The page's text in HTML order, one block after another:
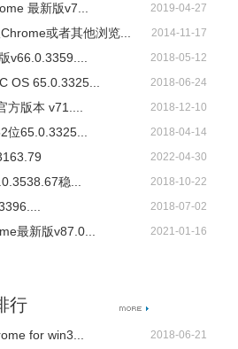
最新版v7... 2019-04-27
或者其他浏览... 2014-11-17
v66.0.3359.... 2018-05-12
OS 65.0.3325... 2018-06-24
版本 v71.... 2018-12-10
位65.0.3325... 2018-04-14
2022-04-30
稳... 2018-10-22
2018-07-02
最新版v87.0... 2021-01-16
行
for win3... 2018-06-21